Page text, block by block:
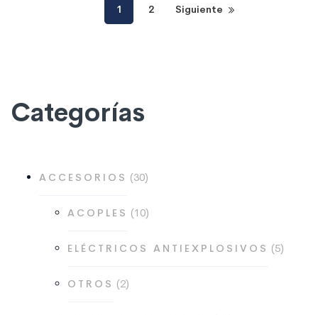
Categorías
ACCESORIOS 30
productos
ACOPLES 10
productos
ELÉCTRICOS ANTIEXPLOSIVOS 5
OTROS 2
productos
1 2 Siguiente